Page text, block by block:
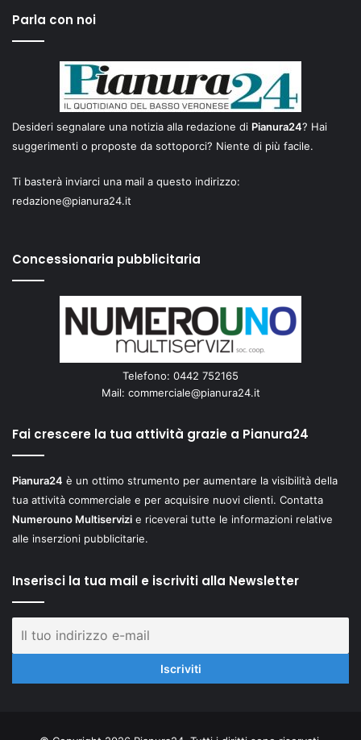
Parla con noi
Desideri segnalare una notizia alla redazione di Pianura24? Hai
suggerimenti o proposte da sottoporci? Niente di più facile.
Ti basterà inviarci una mail a questo indirizzo:
redazione@pianura24.it
Concessionaria pubblicitaria
Telefono: 0442 752165
Mail: commerciale@pianura24.it
Fai crescere la tua attività grazie a Pianura24
Pianura24 è un ottimo strumento per aumentare la visibilità della
tua attività commerciale e per acquisire nuovi clienti. Contatta
Numerouno Multiservizi e riceverai tutte le informazioni relative
alle inserzioni pubblicitarie.
Inserisci la tua mail e iscriviti alla Newsletter